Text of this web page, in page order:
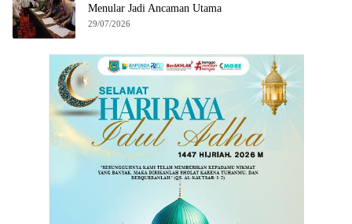
Menular Jadi Ancaman Utama
29/07/2026